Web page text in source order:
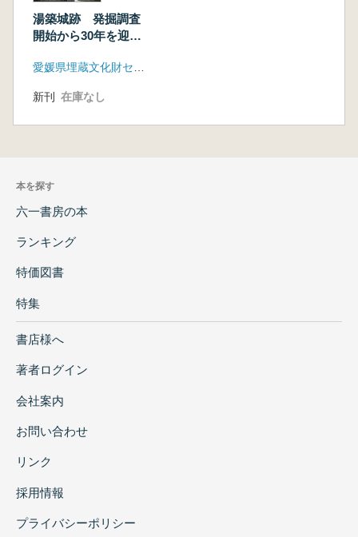
湯築城跡 発掘調査
開始から30年を迎え
新刊 在庫なし
本を探す
六一書房の本
ランキング
特価図書
特集
書店様へ
著者ログイン
会社案内
お問い合わせ
リンク
採用情報
プライバシーポリシー